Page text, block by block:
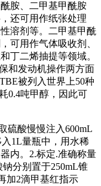
胺、二甲基甲酰胺
还可用作纸张处理
溶剂等。二甲基甲酰
可用作气体吸收剂、
丁二烯抽提等领域。
和发动机操作两方面
被列入世界上50种
0.4吨甲醇，因此可
硫酸慢慢注入600mL
1L量瓶中，用水稀
内。2.标定.准确称量
分别置于250mL锥
加2滴甲基红指示